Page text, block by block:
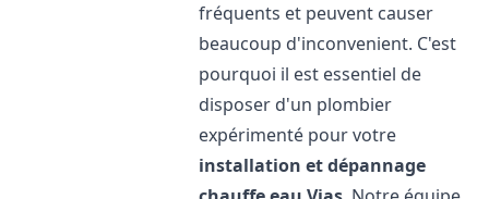
fréquents et peuvent causer
beaucoup d'inconvenient. C'est
pourquoi il est essentiel de
disposer d'un plombier
expérimenté pour votre
installation et dépannage